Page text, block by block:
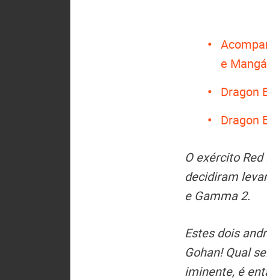
e
Dragon
Dragon
O exército
decidiram
e Gamma 2.
Estes dois
Gohan! Qual
iminente, é